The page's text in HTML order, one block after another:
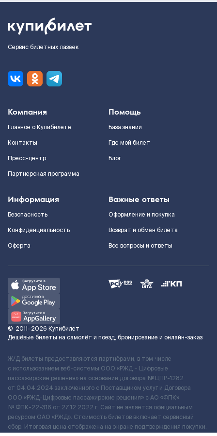
Сервис билетных лазеек
Компания
Главное о Купибилете
Контакты
Пресс-центр
Партнерская программа
Помощь
База знаний
Где мой билет
Блог
Информация
Безопасность
Конфиденциальность
Оферта
Важные ответы
Оформление и покупка
Возврат и обмен билета
Все вопросы и ответы
© 2011–2026 Купибилет
Дешёвые билеты на самолёт и поезд, бронирование и онлайн-заказ
Ж/Д билеты предоставляются партнёрами, в том числе
с использованием веб-системы ООО «РЖД – Цифровые
пассажирские решения» на основании договора № ЦПР-1282
от 04.04.2024 заключенного с Поставщиком услуг и Договора
ООО «РЖД-Цифровые пассажирские решения» c АО «ФПК»
№ ФПК-22-316 от 27.12.2022 г. Сайт не является официальным
ресурсом ОАО «РЖД». Стоимость билетов включает сервисный
сбор. Итоговая цена отображена на экране подтверждения покупки.